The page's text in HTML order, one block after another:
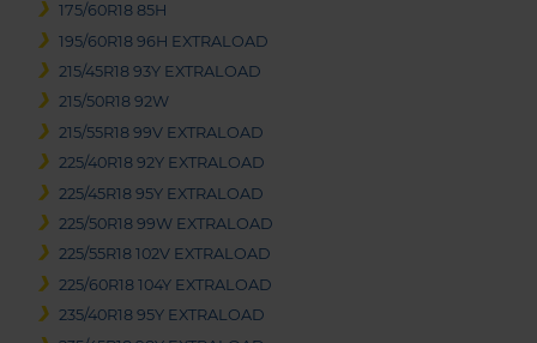
175/60R18 85H
195/60R18 96H EXTRALOAD
215/45R18 93Y EXTRALOAD
215/50R18 92W
215/55R18 99V EXTRALOAD
225/40R18 92Y EXTRALOAD
225/45R18 95Y EXTRALOAD
225/50R18 99W EXTRALOAD
225/55R18 102V EXTRALOAD
225/60R18 104Y EXTRALOAD
235/40R18 95Y EXTRALOAD